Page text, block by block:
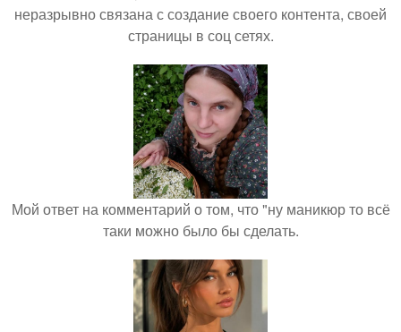
неразрывно связана с создание своего контента, своей
страницы в соц сетях.
Мой ответ на комментарий о том, что "ну маникюр то всё
таки можно было бы сделать.